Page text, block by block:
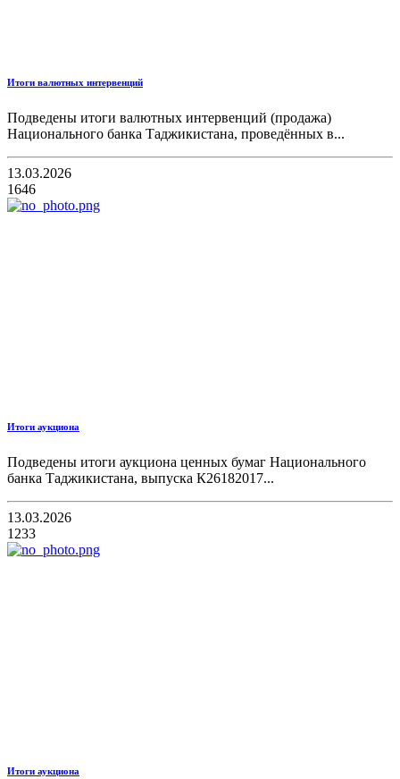
Итоги валютных интервенций
Подведены итоги валютных интервенций (продажа)
Национального банка Таджикистана, проведённых в...
13.03.2026
1646
Итоги аукциона
Подведены итоги аукциона ценных бумаг Национального
банка Таджикистана, выпуска К26182017...
13.03.2026
1233
Итоги аукциона